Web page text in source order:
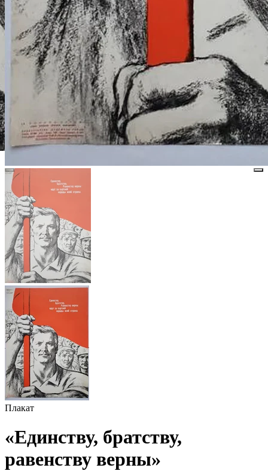
Плакат
«Единству, братству,
равенству верны»